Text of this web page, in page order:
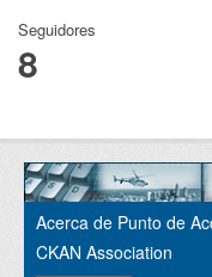
Seguidores
8
Acerca de Punto de
CKAN Association